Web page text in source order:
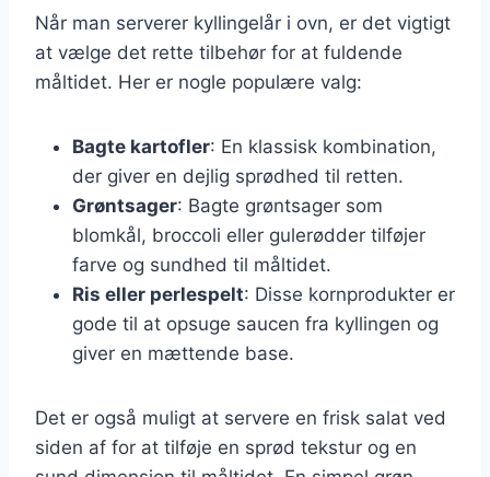
Når man serverer kyllingelår i ovn, er det vigtigt
at vælge det rette tilbehør for at fuldende
måltidet. Her er nogle populære valg:
Bagte kartofler: En klassisk kombination,
der giver en dejlig sprødhed til retten.
Grøntsager: Bagte grøntsager som
blomkål, broccoli eller gulerødder tilføjer
farve og sundhed til måltidet.
Ris eller perlespelt: Disse kornprodukter er
gode til at opsuge saucen fra kyllingen og
giver en mættende base.
Det er også muligt at servere en frisk salat ved
siden af for at tilføje en sprød tekstur og en